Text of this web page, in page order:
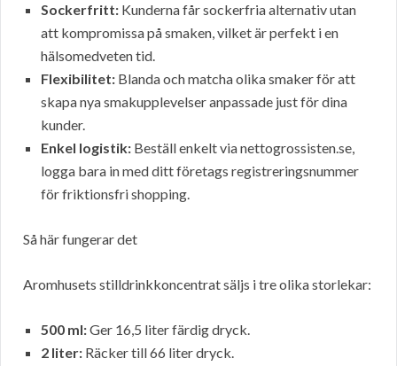
Sockerfritt: Kunderna får sockerfria alternativ utan
att kompromissa på smaken, vilket är perfekt i en
hälsomedveten tid.
Flexibilitet: Blanda och matcha olika smaker för att
skapa nya smakupplevelser anpassade just för dina
kunder.
Enkel logistik: Beställ enkelt via nettogrossisten.se,
logga bara in med ditt företags registreringsnummer
för friktionsfri shopping.
Så här fungerar det
Aromhusets stilldrinkkoncentrat säljs i tre olika storlekar:
500 ml:Ger 16,5 liter färdig dryck.
2 liter: Räcker till 66 liter dryck.